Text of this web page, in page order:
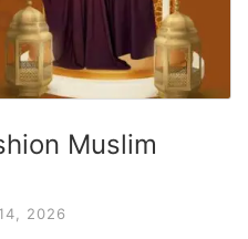
Muslim
2026